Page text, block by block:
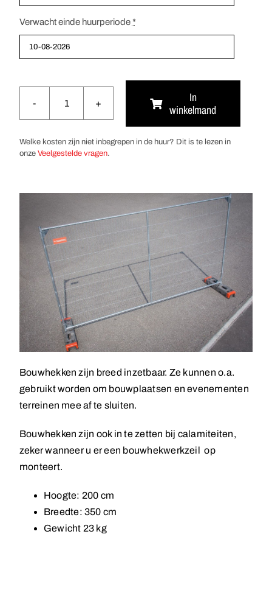
Verwacht einde huurperiode*
Bouwhek
aantal
In
winkelmand
Welke kosten zijn niet inbegrepen in de huur? Dit is te lezen in
onze Veelgestelde vragen.
Bouwhekken zijn breed inzetbaar. Ze kunnen o.a.
gebruikt worden om bouwplaatsen en evenementen
terreinen mee af te sluiten.
Bouwhekken zijn ook in te zetten bij calamiteiten,
zeker wanneer u er een bouwhekwerkzeil op
monteert.
Hoogte: 200 cm
Breedte: 350 cm
Gewicht 23 kg